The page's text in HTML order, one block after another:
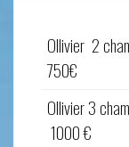
Ollivier 2
750€
Ollivier
1000 €